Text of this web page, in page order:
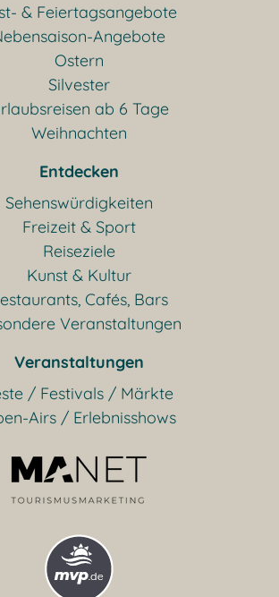
& Feiertagsangebote
Angebote
Ostern
Silvester
ab 6 Tage
Weihnachten
Entdecken
Sehenswürdigkeiten
Freizeit & Sport
Reiseziele
Kunst & Kultur
Cafés, Bars
Veranstaltungen
Veranstaltungen
/ Festivals / Märkte
Airs / Erlebnisshows